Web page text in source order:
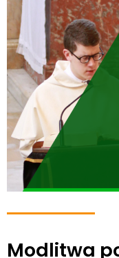
Modlitwa